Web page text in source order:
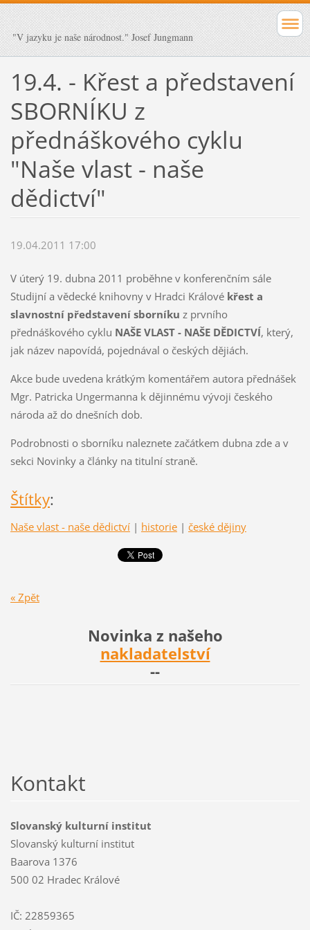
"V jazyku je naše národnost." Josef Jungmann
19.4. - Křest a představení
SBORNÍKU z
přednáškového cyklu
"Naše vlast - naše
dědictví"
19.04.2011 17:00
V úterý 19. dubna 2011 proběhne v konferenčním sále
Studijní a vědecké knihovny v Hradci Králové křest a
slavnostní představení sborníku z prvního
přednáškového cyklu NAŠE VLAST - NAŠE DĚDICTVÍ, který,
jak název napovídá, pojednával o českých dějiách.
Akce bude uvedena krátkým komentářem autora přednášek
Mgr. Patricka Ungermanna k dějinnému vývoji českého
národa až do dnešních dob.
Podrobnosti o sborníku naleznete začátkem dubna zde a v
sekci Novinky a články na titulní straně.
Štítky:
Naše vlast - naše dědictví | historie | české dějiny
« Zpět
Novinka z našeho
nakladatelství
--
Kontakt
Slovanský kulturní institut
Slovanský kulturní institut
Baarova 1376
500 02 Hradec Králové
IČ: 22859365